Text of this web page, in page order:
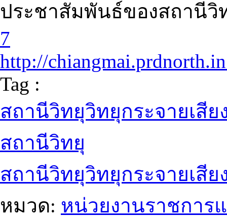
ประชาสัมพันธ์ของสถานีวิ
7
http://
Tag :
สถานีวิทยุวิทยุกระจายเสีย
สถานีวิทยุ
สถานีวิทยุวิทยุกระจายเสีย
หมวด: หน่วยงานราชการ